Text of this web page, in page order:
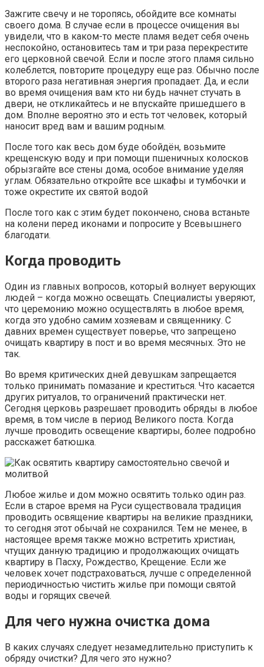
Зажгите свечу и не торопясь, обойдите все комнаты
своего дома. В случае если в процессе очищения вы
увидели, что в каком-то месте пламя ведет себя очень
неспокойно, остановитесь там и три раза перекрестите
его церковной свечой. Если и после этого пламя сильно
колеблется, повторите процедуру еще раз. Обычно после
второго раза негативная энергия пропадает. Да, и если
во время очищения вам кто ни будь начнет стучать в
двери, не откликайтесь и не впускайте пришедшего в
дом. Вполне вероятно это и есть тот человек, который
наносит вред вам и вашим родным.
После того как весь дом буде обойдён, возьмите
крещенскую воду и при помощи пшеничных колосков
обрызгайте все стены дома, особое внимание уделяя
углам. Обязательно откройте все шкафы и тумбочки и
тоже окрестите их святой водой
После того как с этим будет покончено, снова встаньте
на колени перед иконами и попросите у Всевышнего
благодати.
Когда проводить
Один из главных вопросов, который волнует верующих
людей – когда можно освещать. Специалисты уверяют,
что церемонию можно осуществлять в любое время,
когда это удобно самим хозяевам и священнику. С
давних времен существует поверье, что запрещено
очищать квартиру в пост и во время месячных. Это не
так.
Во время критических дней девушкам запрещается
только принимать помазание и креститься. Что касается
других ритуалов, то ограничений практически нет.
Сегодня церковь разрешает проводить обряды в любое
время, в том числе в период Великого поста. Когда
лучше проводить освещение квартиры, более подробно
расскажет батюшка.
Любое жилье и дом можно освятить только один раз.
Если в старое время на Руси существовала традиция
проводить освящение квартиры на великие праздники,
то сегодня этот обычай не сохранился. Тем не менее, в
настоящее время также можно встретить христиан,
чтущих данную традицию и продолжающих очищать
квартиру в Пасху, Рождество, Крещение. Если же
человек хочет подстраховаться, лучше с определенной
периодичностью чистить жилье при помощи святой
воды и горящих свечей.
Для чего нужна очистка дома
В каких случаях следует незамедлительно приступить к
обряду очистки? Для чего это нужно?